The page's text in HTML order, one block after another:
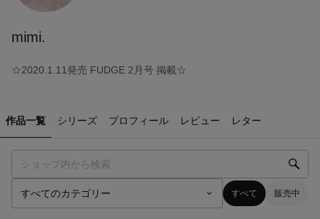
mimi.
☆2020.1.11発売 FUDGE 2月号 掲載☆
作品一覧 シリーズ プロフィール レビュー レター
すべて 販売中